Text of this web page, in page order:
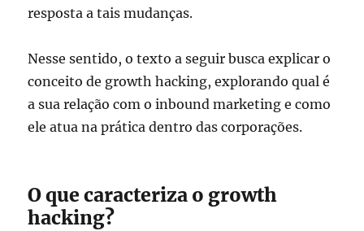
resposta a tais mudanças.
Nesse sentido, o texto a seguir busca explicar o
conceito de growth hacking, explorando qual é
a sua relação com o inbound marketing e como
ele atua na prática dentro das corporações.
O que caracteriza o growth
hacking?